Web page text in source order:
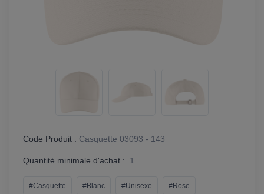
Code Produit : Casquette 03093 - 143
Quantité minimale d'achat : 1
#Casquette #Blanc #Unisexe #Rose